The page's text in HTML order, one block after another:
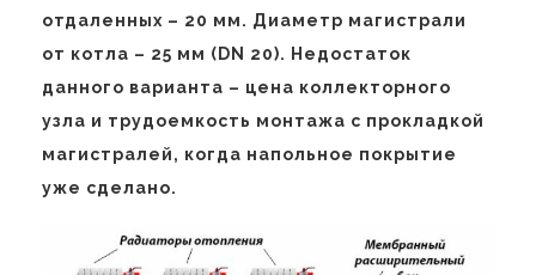
отдаленных – 20 мм. Диаметр магистрали
от котла – 25 мм (DN 20). Недостаток
данного варианта – цена коллекторного
узла и трудоемкость монтажа с прокладкой
магистралей, когда напольное покрытие
уже сделано.